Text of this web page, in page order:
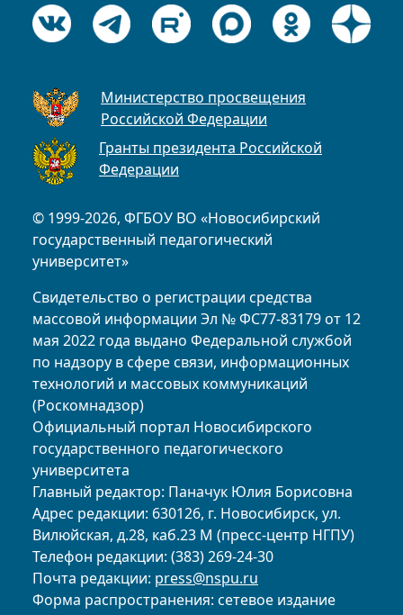
© 1999-2026, ФГБОУ ВО «Новосибирский
государственный педагогический
университет»
Свидетельство о регистрации средства
массовой информации Эл № ФС77-83179 от 12
мая 2022 года выдано Федеральной службой
по надзору в сфере связи, информационных
технологий и массовых коммуникаций
(Роскомнадзор)
Официальный портал Новосибирского
государственного педагогического
университета
Главный редактор: Паначук Юлия Борисовна
Адрес редакции: 630126, г. Новосибирск, ул.
Вилюйская, д.28, каб.23 М (пресс-центр НГПУ)
Телефон редакции: (383) 269-24-30
Почта редакции: press@nspu.ru
Форма распространения: сетевое издание
Министерство просвещения
Российской Федерации
Гранты президента Российской
Федерации